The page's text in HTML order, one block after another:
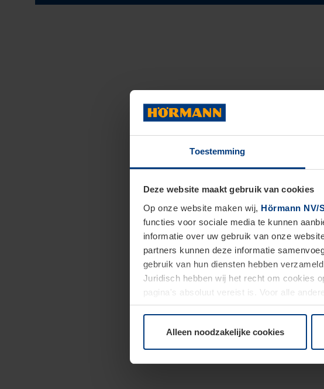
Toestemming
Deze website maakt gebruik van cookies
Op onze website maken wij, Hörmann NV/
functies voor sociale media te kunnen
informatie over uw gebruik van onze
partners kunnen deze informatie
gebruik van hun diensten hebben
Juridisch hebben wij het recht om cookies
pagina's absoluut vereist is. Voor alle
moment bij de uitleg van de cookies op
Alleen noodzakelijke cookies